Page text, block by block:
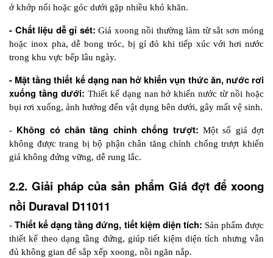
ở khớp nối hoặc góc dưới gặp nhiều khó khăn.
- Chất liệu dễ gỉ sét: Giá xoong nồi thường làm từ sắt sơn mỏng
hoặc inox pha, dễ bong tróc, bị gỉ đỏ khi tiếp xúc với hơi nước
trong khu vực bếp lâu ngày.
- Mặt tầng thiết kế dạng nan hở khiến vụn thức ăn, nước rơi
xuống tầng dưới: Thiết kế dạng nan hở khiến nước từ nồi hoặc
bụi rơi xuống, ảnh hưởng đến vật dụng bên dưới, gây mất vệ sinh.
- Không có chân tăng chỉnh chống trượt: Một số giá đợt
không được trang bị bộ phận chân tăng chỉnh chống trượt khiến
giá không đứng vững, dễ rung lắc.
2.2. Giải pháp của sản phẩm Giá đợt để xoong
nồi Duraval D11011
- Thiết kế dạng tầng đứng, tiết kiệm diện tích: Sản phẩm được
thiết kế theo dạng tầng đứng, giúp tiết kiệm diện tích nhưng vẫn
đủ không gian để sắp xếp xoong, nồi ngăn nắp.